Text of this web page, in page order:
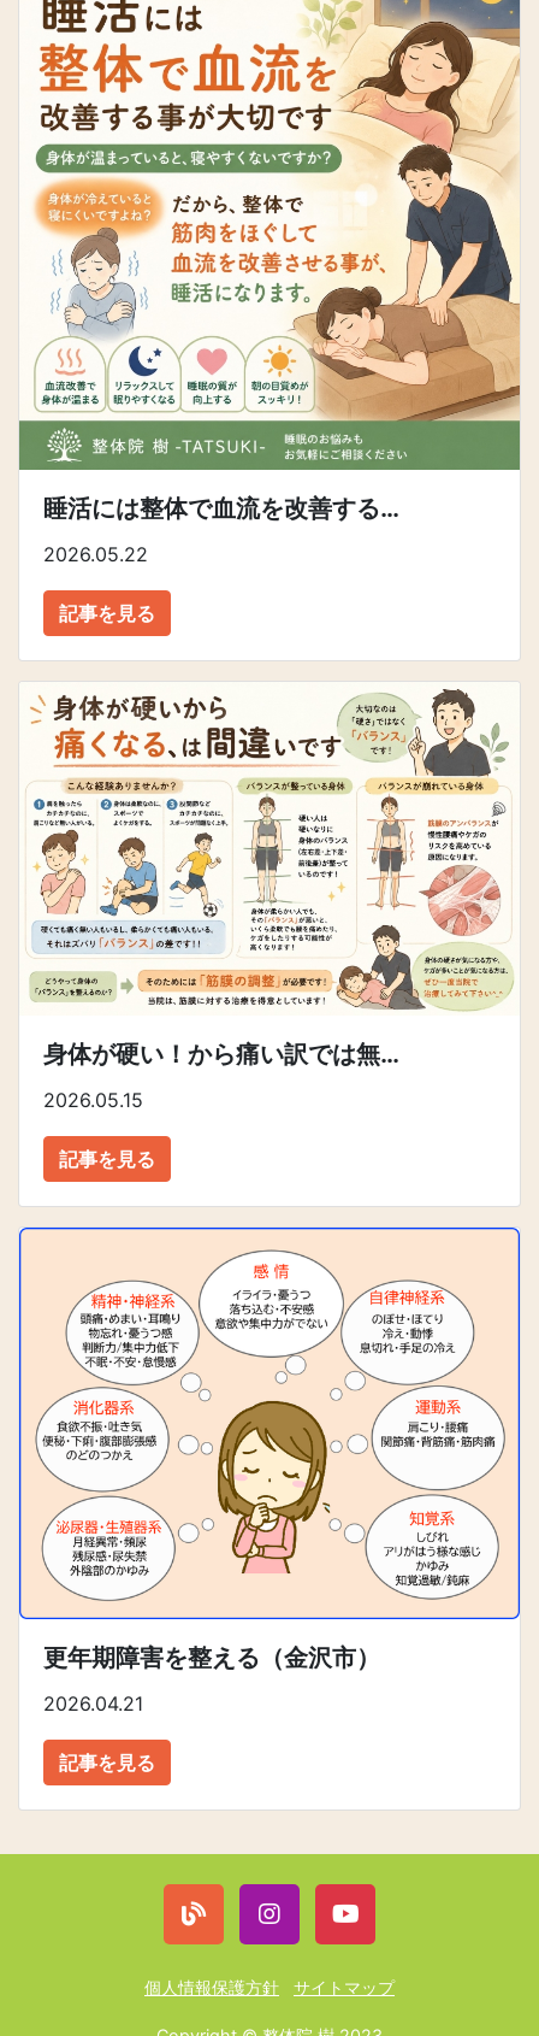
睡活には整体で血流を改善する…
2026.05.22
記事を見る
身体が硬い！から痛い訳では無…
2026.05.15
記事を見る
更年期障害を整える（金沢市）
2026.04.21
記事を見る
個人情報保護方針 サイトマップ